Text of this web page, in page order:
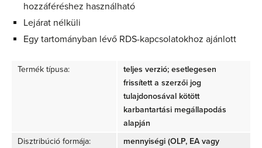
hozzáféréshez használható
Lejárat nélküli
Egy tartományban lévő RDS-kapcsolatokhoz ajánlott
Termék típusa:
teljes verzió; esetlegesen
frissített a szerzői jog
tulajdonosával kötött
karbantartási megállapodás
alapján
Disztribúció formája:
mennyiségi (OLP, EA vagy